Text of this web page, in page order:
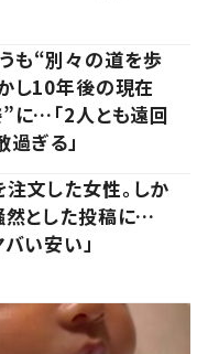
も“別々の道を歩
し10年後の現在
に…「2人とも遠回
過ぎる」
文した女性。しか
然とした投稿に…
バい安い」